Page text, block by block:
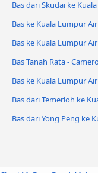
Bas dari Skudai ke
Bas ke Kuala Lumpur
Bas ke Kuala Lumpur
Bas Tanah Rata -
Bas ke Kuala Lumpur
Bas dari Temerloh ke
Bas dari Yong Peng ke